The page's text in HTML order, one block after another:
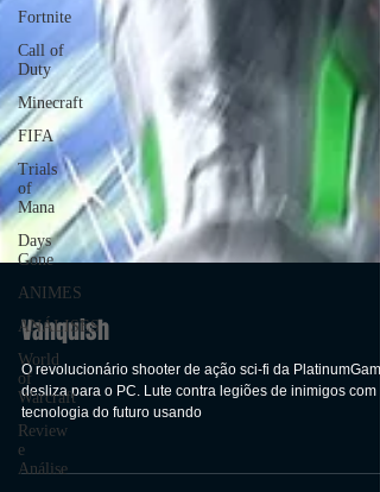
Fortnite
Call of
Duty
Minecraft
FIFA
Trials
of
Mana
Days
Gone
ANIMES
ANÁLISES
World
of
Warcraft
Review
e
Análise
Vanquish
O revolucionário shooter de ação sci-fi da